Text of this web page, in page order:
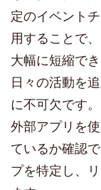
定のイベント
用することで
大幅に短縮でき
日々の活動を
に不可欠です
外部アプリを
ているか確認
プを特定し、